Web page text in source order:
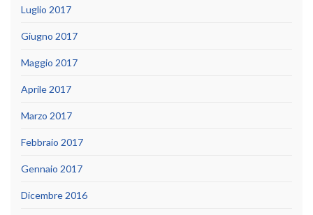
Luglio 2017
Giugno 2017
Maggio 2017
Aprile 2017
Marzo 2017
Febbraio 2017
Gennaio 2017
Dicembre 2016